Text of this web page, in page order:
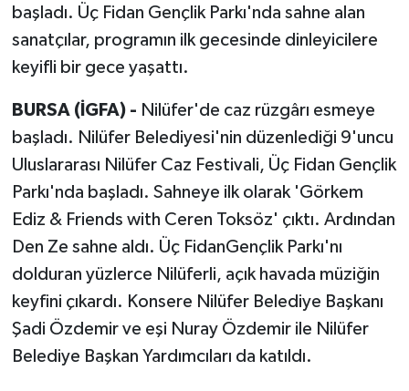
başladı. Üç Fidan Gençlik Parkı'nda sahne alan
sanatçılar, programın ilk gecesinde dinleyicilere
keyifli bir gece yaşattı.
BURSA (İGFA) - Nilüfer'de caz rüzgârı esmeye
başladı. Nilüfer Belediyesi'nin düzenlediği 9'uncu
Uluslararası Nilüfer Caz Festivali, Üç Fidan Gençlik
Parkı'nda başladı. Sahneye ilk olarak 'Görkem
Ediz & Friends with Ceren Toksöz' çıktı. Ardından
Den Ze sahne aldı. Üç FidanGençlik Parkı'nı
dolduran yüzlerce Nilüferli, açık havada müziğin
keyfini çıkardı. Konsere Nilüfer Belediye Başkanı
Şadi Özdemir ve eşi Nuray Özdemir ile Nilüfer
Belediye Başkan Yardımcıları da katıldı.